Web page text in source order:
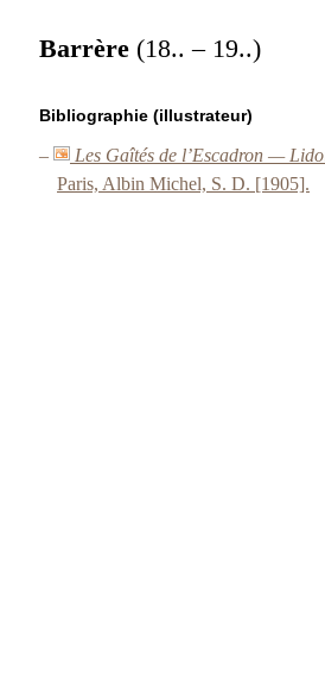
Barrère (18.. – 19..)
Bibliographie (illustrateur)
–
Les Gaîtés de l’Escadron —
Paris, Albin Michel, S. D. [1905].